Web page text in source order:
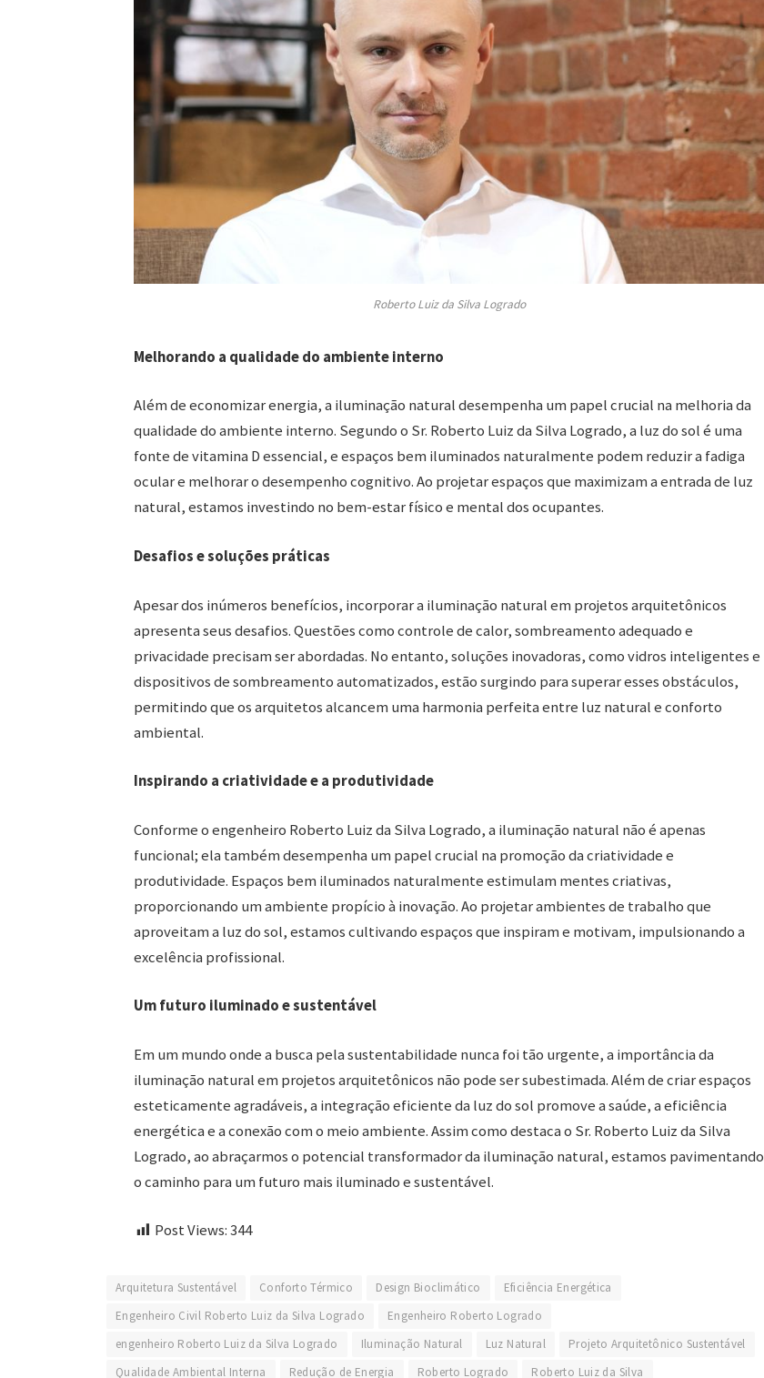
Roberto Luiz da Silva Logrado
Melhorando a qualidade do ambiente interno
Além de economizar energia, a iluminação natural desempenha um papel crucial na melhoria da
qualidade do ambiente interno. Segundo o Sr. Roberto Luiz da Silva Logrado, a luz do sol é uma
fonte de vitamina D essencial, e espaços bem iluminados naturalmente podem reduzir a fadiga
ocular e melhorar o desempenho cognitivo. Ao projetar espaços que maximizam a entrada de luz
natural, estamos investindo no bem-estar físico e mental dos ocupantes.
Desafios e soluções práticas
Apesar dos inúmeros benefícios, incorporar a iluminação natural em projetos arquitetônicos
apresenta seus desafios. Questões como controle de calor, sombreamento adequado e
privacidade precisam ser abordadas. No entanto, soluções inovadoras, como vidros inteligentes e
dispositivos de sombreamento automatizados, estão surgindo para superar esses obstáculos,
permitindo que os arquitetos alcancem uma harmonia perfeita entre luz natural e conforto
ambiental.
Inspirando a criatividade e a produtividade
Conforme o engenheiro Roberto Luiz da Silva Logrado, a iluminação natural não é apenas
funcional; ela também desempenha um papel crucial na promoção da criatividade e
produtividade. Espaços bem iluminados naturalmente estimulam mentes criativas,
proporcionando um ambiente propício à inovação. Ao projetar ambientes de trabalho que
aproveitam a luz do sol, estamos cultivando espaços que inspiram e motivam, impulsionando a
excelência profissional.
Um futuro iluminado e sustentável
Em um mundo onde a busca pela sustentabilidade nunca foi tão urgente, a importância da
iluminação natural em projetos arquitetônicos não pode ser subestimada. Além de criar espaços
esteticamente agradáveis, a integração eficiente da luz do sol promove a saúde, a eficiência
energética e a conexão com o meio ambiente. Assim como destaca o Sr. Roberto Luiz da Silva
Logrado, ao abraçarmos o potencial transformador da iluminação natural, estamos pavimentando
o caminho para um futuro mais iluminado e sustentável.
Post Views:344
Arquitetura Sustentável Conforto Térmico Design Bioclimático
Eficiência Energética
Engenheiro Civil Roberto Luiz da Silva Logrado
Engenheiro Roberto Logrado
engenheiro Roberto Luiz da Silva Logrado
Iluminação Natural Luz Natural
Projeto Arquitetônico Sustentável
Qualidade Ambiental Interna
Redução de Energia Roberto Logrado Roberto Luiz da Silva